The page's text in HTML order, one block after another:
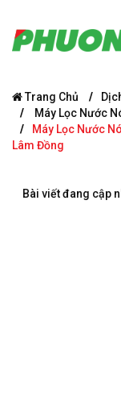
Trang Chủ
Máy Lọc Nước
Máy Lọc Nước
Lâm Đồng
Bài viết đang cập